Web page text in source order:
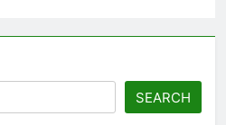
SEARCH